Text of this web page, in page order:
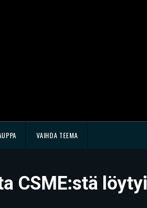
VAIHDA TEEMA
CSME:stä löytyi